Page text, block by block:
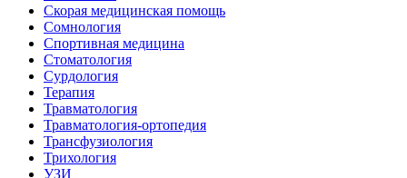
Скорая медицинская помощь
Сомнология
Спортивная медицина
Стоматология
Сурдология
Терапия
Травматология
Травматология-ортопедия
Трансфузиология
Трихология
УЗИ